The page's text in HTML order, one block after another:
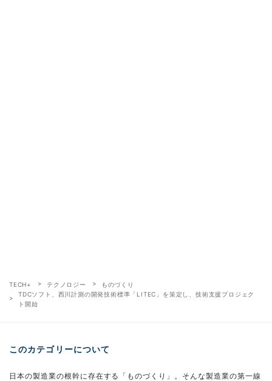
TECH+ テクノロジー
ものづくり
TDCソフト、西川計測の開発技術標準「LITEC」を策定し、技術支援プロジェク
ト開始
このカテゴリーについて
日本の製造業の根幹に存在する「ものづくり」。そんな製造業の第一線